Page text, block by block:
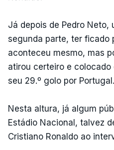
Já depois de Pedro Neto,
segunda parte, ter ficado
aconteceu mesmo, mas
atirou certeiro e
seu 29.º golo por Portugal.
Nesta altura, já algum
Estádio Nacional, talvez
Cristiano Ronaldo ao